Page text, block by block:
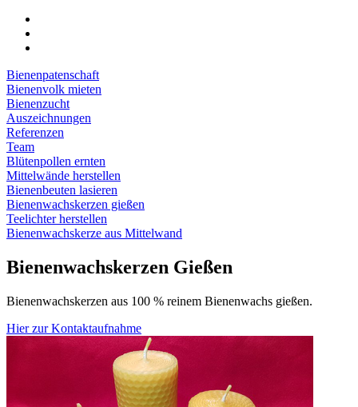
Bienenpatenschaft
Bienenvolk mieten
Bienenzucht
Auszeichnungen
Referenzen
Team
Blütenpollen ernten
Mittelwände herstellen
Bienenbeuten lasieren
Bienenwachskerzen gießen
Teelichter herstellen
Bienenwachskerze aus Mittelwand
Bienenwachskerzen Gießen
Bienenwachskerzen aus 100 % reinem Bienenwachs gießen.
Hier zur Kontaktaufnahme